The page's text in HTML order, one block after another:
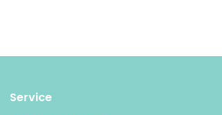
Service